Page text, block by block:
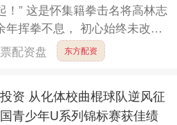
！” 这是怀集籍拳击名将高林志
挥拳不息， 初心始终未改。
学校走出、 最初练习田径
配资盘 东方配资
资 从化体校曲棍球队逆风征
青少年U系列锦标赛获佳绩